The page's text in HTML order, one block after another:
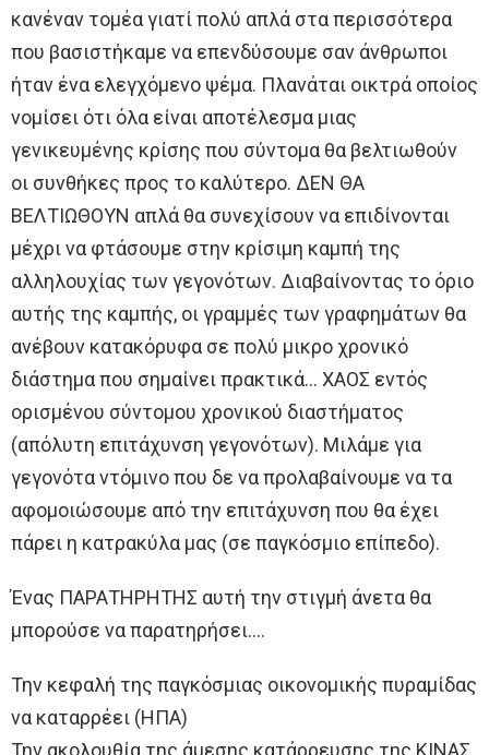
κανέναν τομέα γιατί πολύ απλά στα περισσότερα
που βασιστήκαμε να επενδύσουμε σαν άνθρωποι
ήταν ένα ελεγχόμενο ψέμα. Πλανάται οικτρά οποίος
νομίσει ότι όλα είναι αποτέλεσμα μιας
γενικευμένης κρίσης που σύντομα θα βελτιωθούν
οι συνθήκες προς το καλύτερο. ΔΕΝ ΘΑ
ΒΕΛΤΙΩΘΟΥΝ απλά θα συνεχίσουν να επιδίνονται
μέχρι να φτάσουμε στην κρίσιμη καμπή της
αλληλουχίας των γεγονότων. Διαβαίνοντας το όριο
αυτής της καμπής, οι γραμμές των γραφημάτων θα
ανέβουν κατακόρυφα σε πολύ μικρο χρονικό
διάστημα που σημαίνει πρακτικά… ΧΑΟΣ εντός
ορισμένου σύντομου χρονικού διαστήματος
(απόλυτη επιτάχυνση γεγονότων). Μιλάμε για
γεγονότα ντόμινο που δε να προλαβαίνουμε να τα
αφομοιώσουμε από την επιτάχυνση που θα έχει
πάρει η κατρακύλα μας (σε παγκόσμιο επίπεδο).
Ένας ΠΑΡΑΤΗΡΗΤΗΣ αυτή την στιγμή άνετα θα
μπορούσε να παρατηρήσει….
Την κεφαλή της παγκόσμιας οικονομικής πυραμίδας
να καταρρέει (ΗΠΑ)
Την ακολουθία της άμεσης κατάρρευσης της ΚΙΝΑΣ